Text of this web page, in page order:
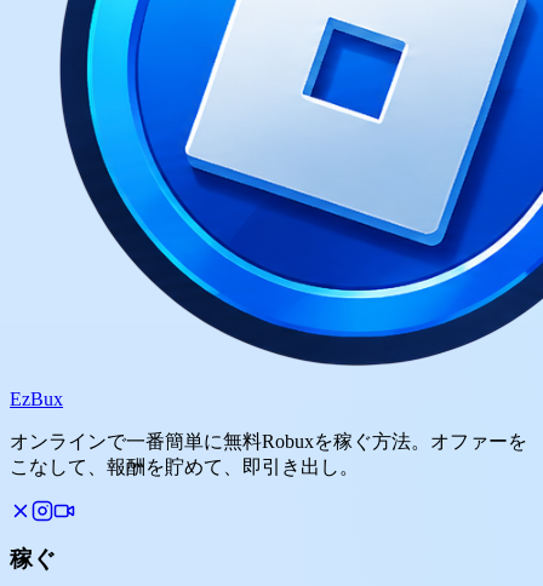
EzBux
オンラインで一番簡単に無料Robuxを稼ぐ方法。オファーを
こなして、報酬を貯めて、即引き出し。
稼ぐ